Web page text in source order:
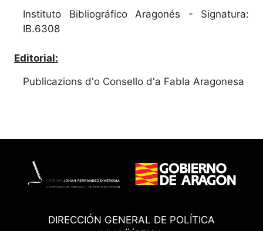
Instituto Bibliográfico Aragonés - Signatura:
IB.6308
Editorial:
Publicazions d'o Consello d'a Fabla Aragonesa
DIRECCIÓN GENERAL DE POLÍTICA